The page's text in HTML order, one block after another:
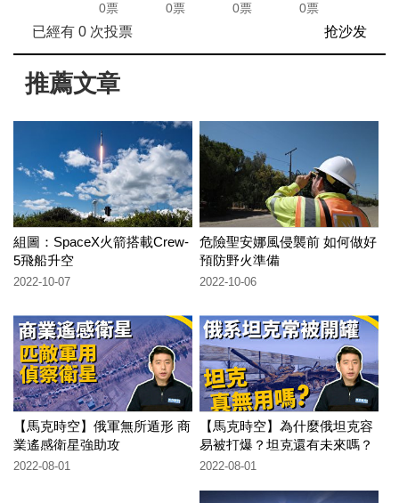
0票 0票 0票 0票
已經有 0次投票 抢沙发
推薦文章
組圖：SpaceX火箭搭載Crew-
5飛船升空
2022-10-07
危險聖安娜風侵襲前 如何做好
預防野火準備
2022-10-06
【馬克時空】俄軍無所遁形 商
業遙感衛星強助攻
2022-08-01
【馬克時空】為什麼俄坦克容
易被打爆？坦克還有未來嗎？
2022-08-01